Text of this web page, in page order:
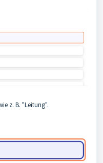
z. B. "Leitung".